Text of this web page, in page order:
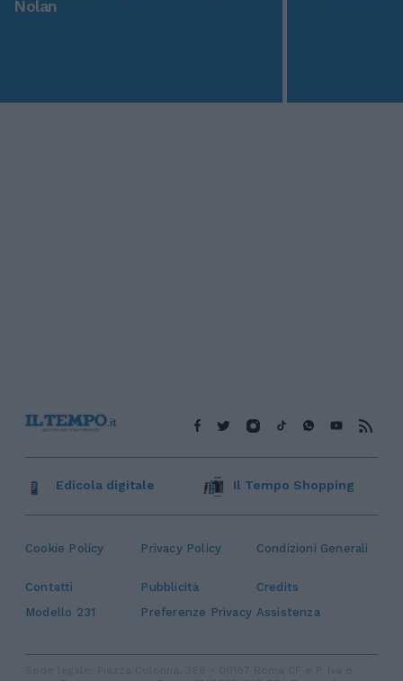
Nolan
Cookie Policy Privacy Policy Condizioni Generali
Contatti Pubblicità
Credits
Modello 231
Preferenze Privacy Assistenza
Edicola digitale Il Tempo Shopping